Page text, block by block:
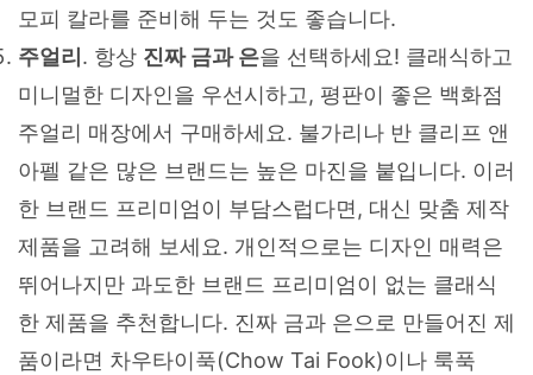
모피 칼라를 준비해 두는 것도 좋습니다.
주얼리. 항상 진짜 금과 은을 선택하세요! 클래식하고
미니멀한 디자인을 우선시하고, 평판이 좋은 백화점
주얼리 매장에서 구매하세요. 불가리나 반 클리프 앤
아펠 같은 많은 브랜드는 높은 마진을 붙입니다. 이러
한 브랜드 프리미엄이 부담스럽다면, 대신 맞춤 제작
제품을 고려해 보세요. 개인적으로는 디자인 매력은
뛰어나지만 과도한 브랜드 프리미엄이 없는 클래식
한 제품을 추천합니다. 진짜 금과 은으로 만들어진 제
품이라면 차우타이푹(Chow Tai Fook)이나 룩푹